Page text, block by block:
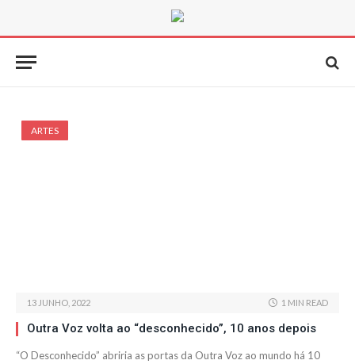
ARTES
13 JUNHO, 2022 1 MIN READ
Outra Voz volta ao “desconhecido”, 10 anos depois
“O Desconhecido” abriria as portas da Outra Voz ao mundo há 10